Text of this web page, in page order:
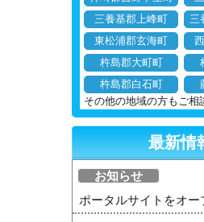
三養基郡上峰町
三
東松浦郡玄海町
杵島郡大町町
杵島郡白石町
その他の地域の方もご相
最新情
お知らせ
ポータルサイトをオー